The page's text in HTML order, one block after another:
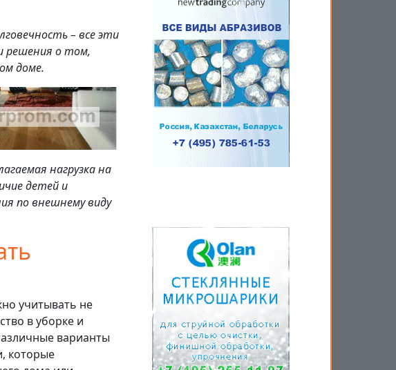
– все эти
решения о том,
доме.
нагрузка на
детей и
по внешнему виду
учитывать не
в уборке и
варианты
которые